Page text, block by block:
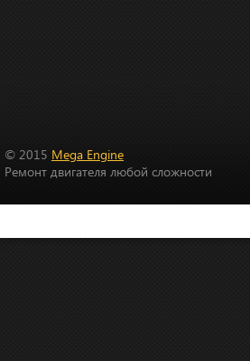
© 2015 Mega Engine
Ремонт двигателя любой сложности